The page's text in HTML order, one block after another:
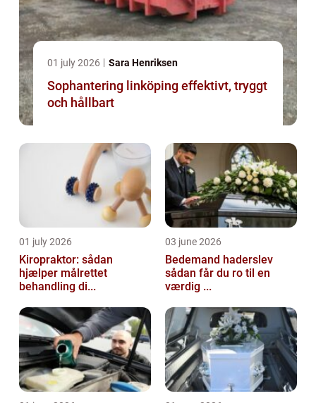
01 july 2026 Sara Henriksen
Sophantering linköping effektivt, tryggt
och hållbart
01 july 2026
Kiropraktor: sådan
hjælper målrettet
behandling di...
03 june 2026
Bedemand haderslev
sådan får du ro til en
værdig ...